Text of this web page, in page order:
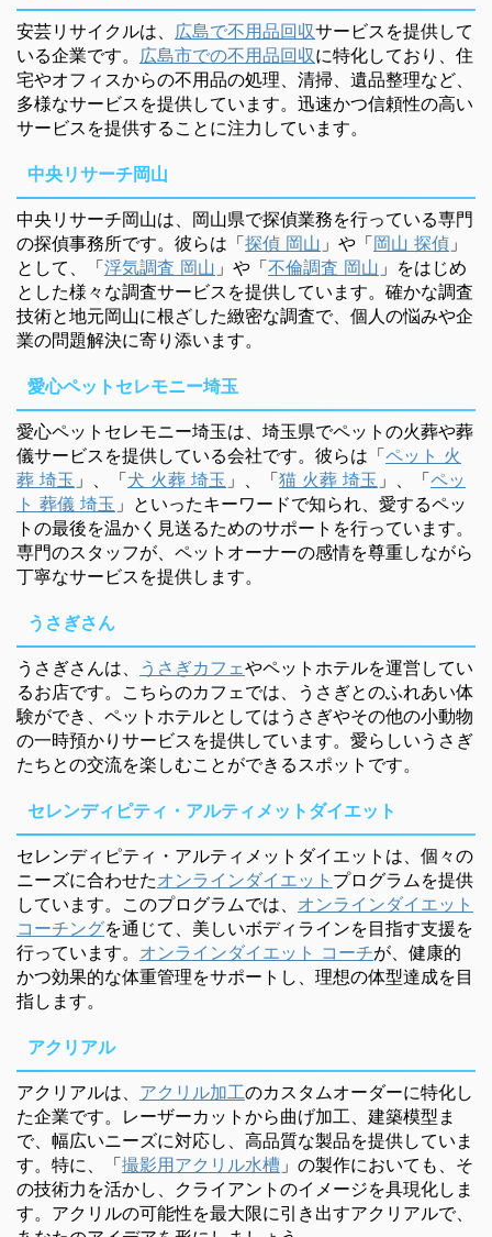
安芸リサイクルは、 広島で不用品回収サービスを提供して
いる企業です。 広島市での不用品回収に特化しており、住
宅やオフィスからの不用品の処理、清掃、遺品整理など、
多様なサービスを提供しています。迅速かつ信頼性の高い
サービスを提供することに注力しています。
中央リサーチ岡山
中央リサーチ岡山は、岡山県で探偵業務を行っている専門
の探偵事務所です。彼らは「探偵 岡山 」や「岡山 探偵 」
として、「浮気調査 岡山 」や「不倫調査 岡山 」をはじめ
とした様々な調査サービスを提供しています。確かな調査
技術と地元岡山に根ざした緻密な調査で、個人の悩みや企
業の問題解決に寄り添います。
愛心ペットセレモニー埼玉
愛心ペットセレモニー埼玉は、埼玉県でペットの火葬や葬
儀サービスを提供している会社です。彼らは「ペット 火
葬 埼玉 」、「犬 火葬 埼玉 」、「猫 火葬 埼玉 」、「ペッ
ト 葬儀 埼玉 」といったキーワードで知られ、愛するペッ
トの最後を温かく見送るためのサポートを行っています。
専門のスタッフが、ペットオーナーの感情を尊重しながら
丁寧なサービスを提供します。
うさぎさん
うさぎさんは、 うさぎカフェやペットホテルを運営してい
るお店です。こちらのカフェでは、うさぎとのふれあい体
験ができ、ペットホテルとしてはうさぎやその他の小動物
の一時預かりサービスを提供しています。愛らしいうさぎ
たちとの交流を楽しむことができるスポットです。
セレンディピティ・アルティメットダイエット
セレンディピティ・アルティメットダイエットは、個々の
ニーズに合わせたオンラインダイエット プログラムを提供
しています。このプログラムでは、 オンラインダイエット
コーチングを通じて、美しいボディラインを目指す支援を
行っています。 オンラインダイエット コーチが、健康的
かつ効果的な体重管理をサポートし、理想の体型達成を目
指します。
アクリアル
アクリアルは、 アクリル加工のカスタムオーダーに特化し
た企業です。レーザーカットから曲げ加工、建築模型ま
で、幅広いニーズに対応し、高品質な製品を提供していま
す。特に、「撮影用アクリル水槽 」の製作においても、そ
の技術力を活かし、クライアントのイメージを具現化しま
す。アクリルの可能性を最大限に引き出すアクリアルで、